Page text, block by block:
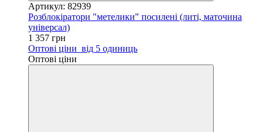
Артикул: 82939
Розблокіратори "метелики" посилені (литі, маточина
універсал)
1 357 грн
Оптові ціни від 5 одиниць
Оптові ціни